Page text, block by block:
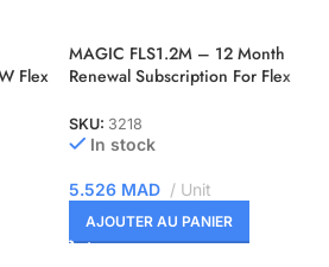
Flex
MAGIC FLS1.2M – 12 Month
Renewal Subscription For Flex
SKU: 3218
In stock
5.526 MAD Unit
AJOUTER AU PANIER